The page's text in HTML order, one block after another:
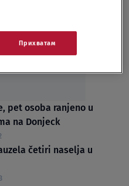
pet osoba ranjeno u
na Donjeck
četiri naselja u
Прихватам